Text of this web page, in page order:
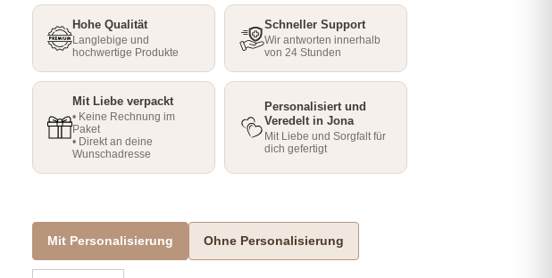
Hohe Qualität
Langlebige und
hochwertige Produkte
Schneller Support
Wir antworten innerhalb
von 24 Stunden
Mit Liebe verpackt
• Keine Rechnung im
Paket
• Direkt an deine
Wunschadresse
Personalisiert und
Veredelt in Jona
Mit Liebe und Sorgfalt für
dich gefertigt
Mit Personalisierung Ohne Personalisierung